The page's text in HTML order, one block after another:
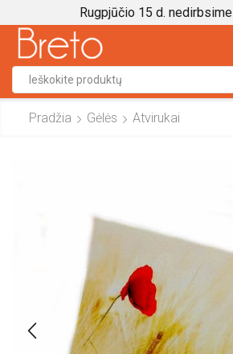
Rugpjūčio 15 d. nedirbsime
input
Pradžia Gėlės Atvirukai